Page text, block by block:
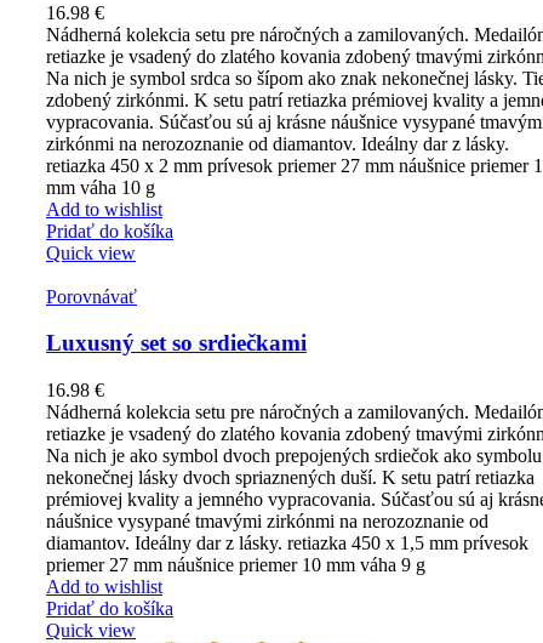
16.98 €
Nádherná kolekcia setu pre náročných a zamilovaných.
retiazke je vsadený do zlatého kovania zdobený tmavými
Na nich je symbol srdca so šípom ako znak nekonečnej lásky.
zdobený zirkónmi. K setu patrí retiazka prémiovej kvality a
vypracovania. Súčasťou sú aj krásne náušnice vysypané
zirkónmi na nerozoznanie od diamantov. Ideálny dar z lásky.
retiazka 450 x 2 mm prívesok priemer 27 mm náušnice priemer
mm váha 10 g
Add to wishlist
Pridať do košíka
Quick view
Porovnávať
Luxusný set so srdiečkami
16.98 €
Nádherná kolekcia setu pre náročných a zamilovaných.
retiazke je vsadený do zlatého kovania zdobený tmavými
Na nich je ako symbol dvoch prepojených srdiečok ako symbolu
nekonečnej lásky dvoch spriaznených duší. K setu patrí retiazka
prémiovej kvality a jemného vypracovania. Súčasťou sú aj
náušnice vysypané tmavými zirkónmi na nerozoznanie od
diamantov. Ideálny dar z lásky. retiazka 450 x 1,5 mm prívesok
priemer 27 mm náušnice priemer 10 mm váha 9 g
Add to wishlist
Pridať do košíka
Quick view